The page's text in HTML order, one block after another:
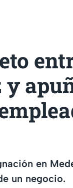
y
en
un negocio.